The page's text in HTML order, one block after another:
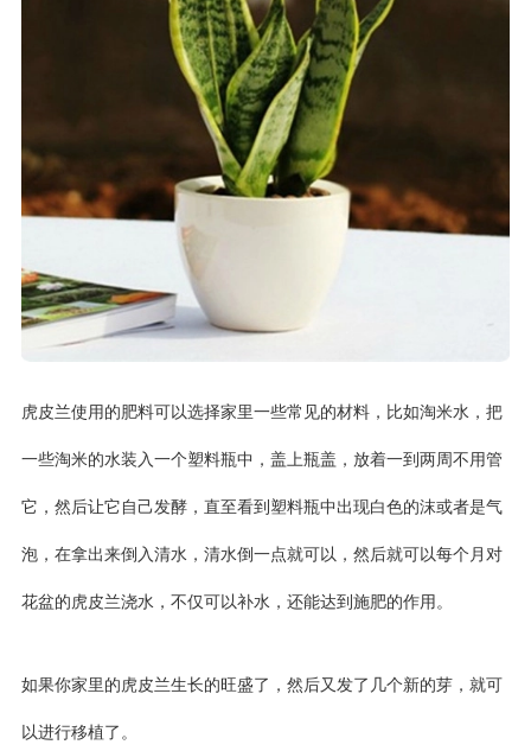
虎皮兰使用的肥料可以选择家里一些常见的材料，比如淘米水，把
一些淘米的水装入一个塑料瓶中，盖上瓶盖，放着一到两周不用管
它，然后让它自己发酵，直至看到塑料瓶中出现白色的沫或者是气
泡，在拿出来倒入清水，清水倒一点就可以，然后就可以每个月对
花盆的虎皮兰浇水，不仅可以补水，还能达到施肥的作用。
如果你家里的虎皮兰生长的旺盛了，然后又发了几个新的芽，就可
以进行移植了。